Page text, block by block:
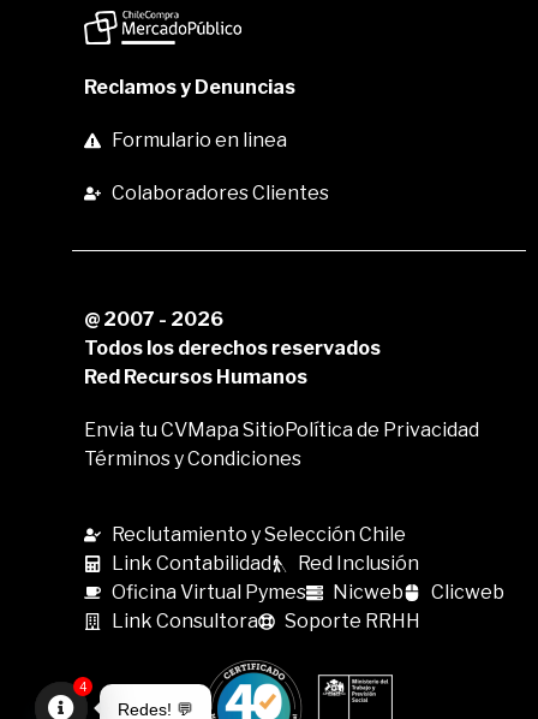
Reclamos y Denuncias
Formulario en linea
Colaboradores Clientes
@ 2007 - 2026
Todos los derechos reservados
Red Recursos Humanos
Envia tu CVMapa SitioPolítica de Privacidad
Términos y Condiciones
Reclutamiento y Selección Chile
Link Contabilidad
Red Inclusión
Oficina Virtual Pymes
Nicweb
Clicweb
Link Consultora
Soporte RRHH
Redes! 💬
4